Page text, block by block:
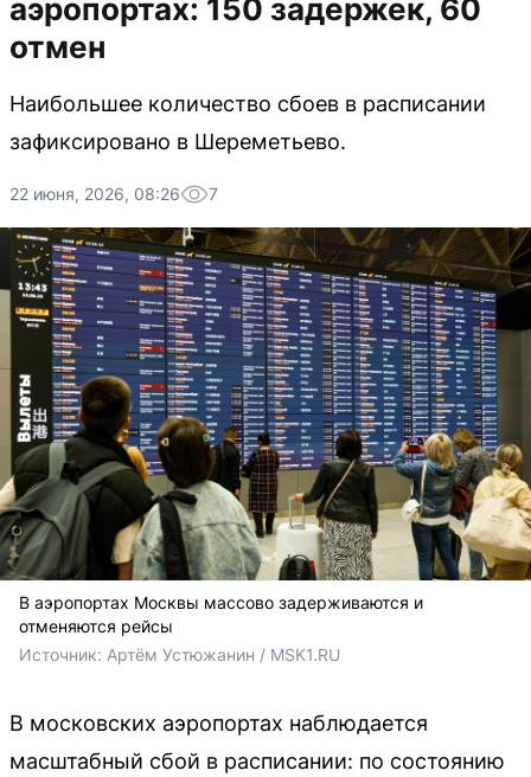
аэропортах: 150 задержек, 60
отмен
Наибольшее количество сбоев в расписании
зафиксировано в Шереметьево.
22 июня, 2026, 08:26 7
В аэропортах Москвы массово задерживаются и
отменяются рейсы
Источник: Артём Устюжанин / MSK1.RU
В московских аэропортах наблюдается
масштабный сбой в расписании: по состоянию